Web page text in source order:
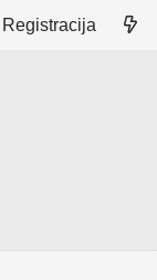
Registracija